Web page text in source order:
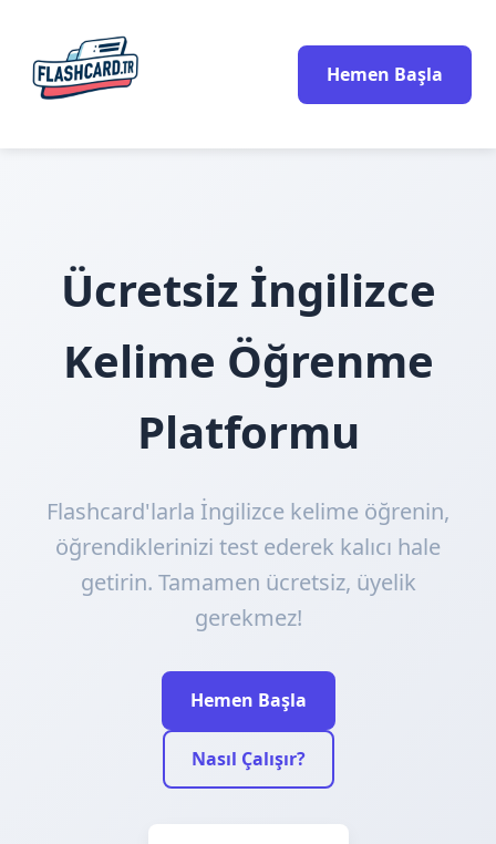
Hemen Başla
Ücretsiz İngilizce
Kelime Öğrenme
Platformu
Flashcard'larla İngilizce kelime öğrenin,
öğrendiklerinizi test ederek kalıcı hale
getirin. Tamamen ücretsiz, üyelik
gerekmez!
Hemen Başla
Nasıl Çalışır?